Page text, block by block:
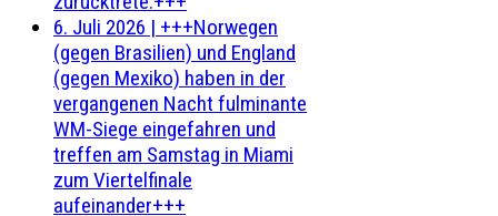
6. Juli 2026 | +++Norwegen
(gegen Brasilien) und England
(gegen Mexiko) haben in der
vergangenen Nacht fulminante
WM-Siege eingefahren und
treffen am Samstag in Miami
zum Viertelfinale
aufeinander+++